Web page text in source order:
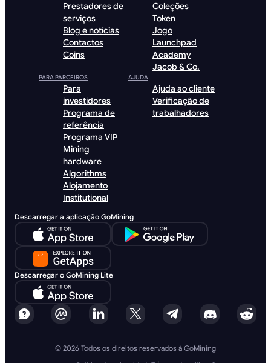
Prestadores de
serviços
Blog e notícias
Contactos
Coins
Coleções
Token
Jogo
Launchpad
Academy
Jacob & Co.
PARA PARCEIROS
Para
investidores
Programa de
referência
Programa VIP
Mining
hardware
Algorithms
Alojamento
Institutional
AJUDA
Ajuda ao cliente
Verificação de
trabalhadores
Descarregar a aplicação GoMining
Descarregar o GoMining Lite
© 2026 Todos os direitos reservados à GoMining